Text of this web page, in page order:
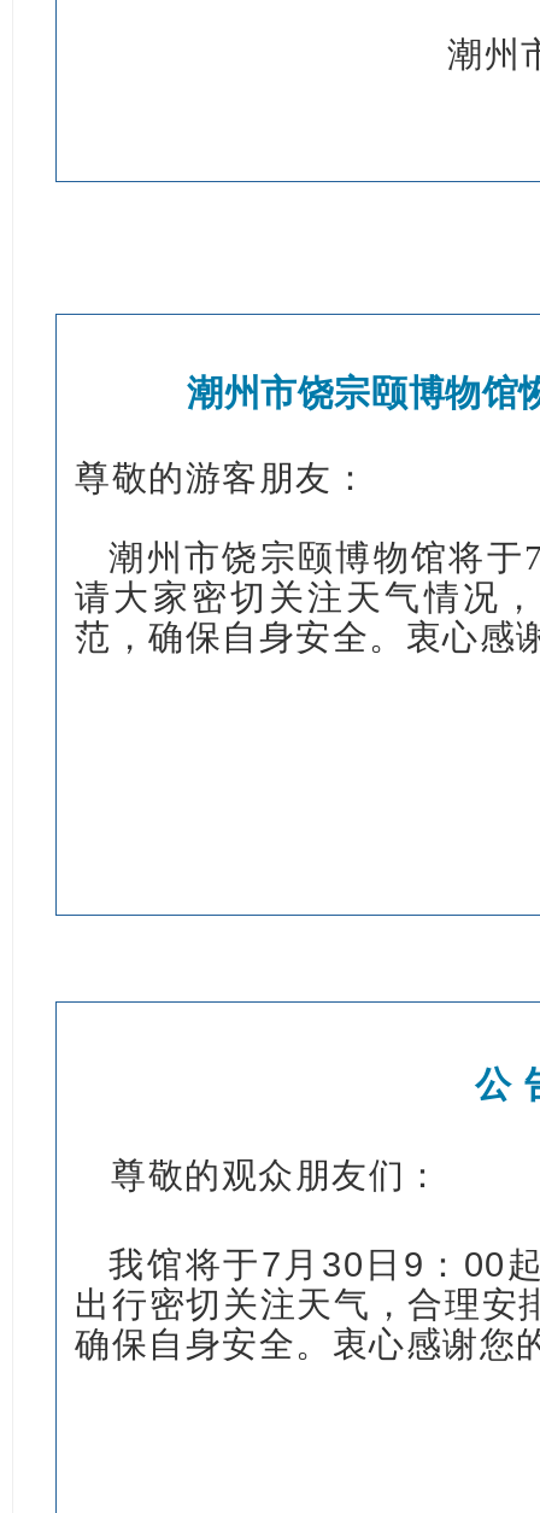
潮州
潮州市饶宗颐博物馆
尊敬的游客朋友：
潮州市饶宗颐博物馆将于
请大家密切关注天气情况
范，确保自身安全。衷心感
公
尊敬的观众朋友们：
我馆将于7月30日9：00
出行密切关注天气，合理安
确保自身安全。衷心感谢您